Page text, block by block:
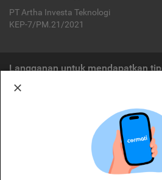
PT Artha Investa Teknologi
KEP-7/PM.21/2021
Langganan untuk mendapatkan
Cermati merupakan penyelenggara agregasi
OJK. Oleh karena itu, produk dan/atau
ditawarkan bukan merupakan produk dan/
diterbitkan oleh Cermati dan Cermati tidak